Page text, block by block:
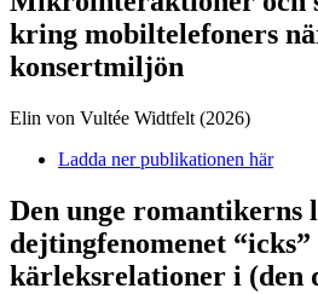
kring mobiltelefoners
konsertmiljön
Elin von Vultée Widtfelt (2026)
Ladda ner publikationen här
Den unge romantikerns
dejtingfenomenet “icks”
kärleksrelationer i (den